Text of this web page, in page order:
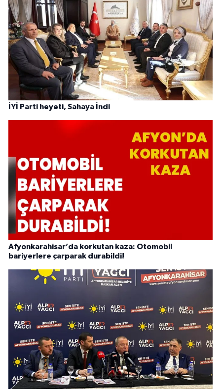
İYİ Parti heyeti, Sahaya İndi
Afyonkarahisar’da korkutan kaza: Otomobil
bariyerlere çarparak durabildi!